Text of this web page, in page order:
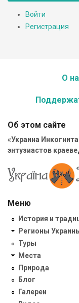
Войти
Регистрация
О
Об этом сайте
«Украина
энтузиастов
Меню
История и
Регионы
Туры
Места
Природа
Блог
Галереи